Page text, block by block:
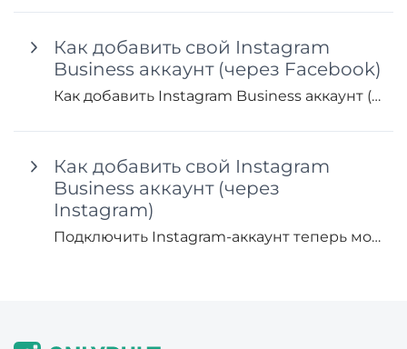
Как добавить свой Instagram
Business аккаунт (через Facebook)
Как добавить Instagram Business аккаунт (через Facebook) в Onlypult
Как добавить свой Instagram
Business аккаунт (через
Instagram)
Подключить Instagram-аккаунт теперь можно без привязки к Facebook.